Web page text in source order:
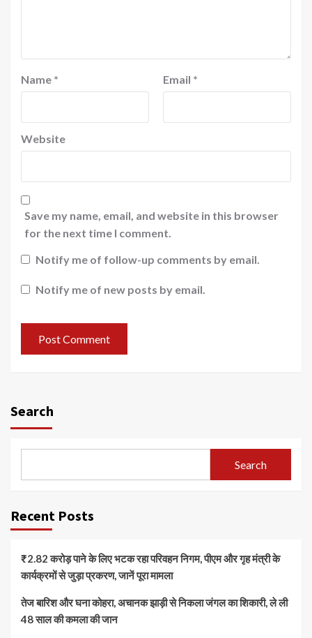
Name * Email *
Website
Save my name, email, and website in this browser
for the next time I comment.
Notify me of follow-up comments by email.
Notify me of new posts by email.
Search
Search
Recent Posts
₹2.82 करोड़ पाने के लिए भटक रहा परिवहन निगम, पीएम और गृह मंत्री के
कार्यक्रमों से जुड़ा प्रकरण, जानें पूरा मामला
तेज बारिश और घना कोहरा, अचानक झाड़ी से निकला जंगल का शिकारी, ले ली
48 साल की कमला की जान